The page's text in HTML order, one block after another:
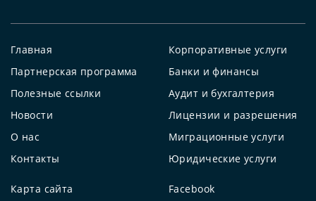
Главная
Партнерская программа
Полезные ссылки
Новости
О нас
Контакты
Корпоративные услуги
Банки и финансы
Аудит и бухгалтерия
Лицензии и разрешения
Миграционные услуги
Юридические услуги
Карта сайта
Facebook